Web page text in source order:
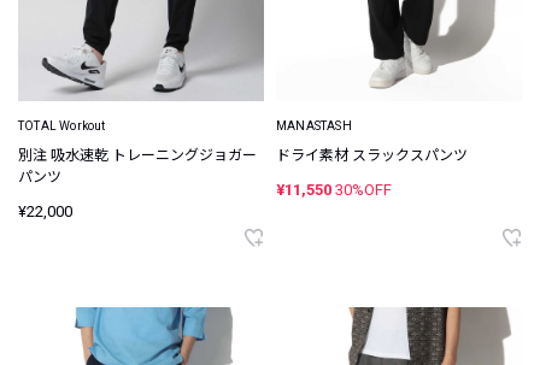
TOTAL Workout
別注 吸水速乾 トレーニングジョガー
パンツ
¥22,000
MANASTASH
ドライ素材 スラックスパンツ
¥11,550 30%OFF